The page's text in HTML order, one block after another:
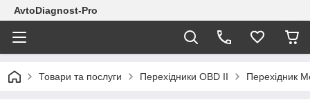
AvtoDiagnost-Pro
Товари та послуги Перехідники OBD II Перехідник